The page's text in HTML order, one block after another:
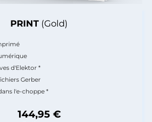
PRINT (Gold)
d'Elektor *
Gerber
l'e-choppe *
144,95 €